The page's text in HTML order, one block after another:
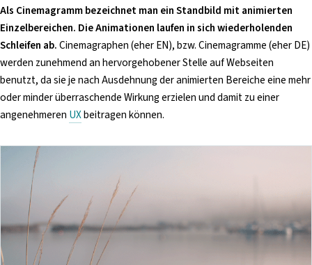
a
l
t
s
p
r
i
g
Als Cinemagramm bezeichnet man ein Standbild mit animierten
Einzelbereichen. Die Animationen laufen in sich wiederholenden
Schleifen ab.Cinemagraphen (eher EN), bzw. Cinemagramme (eher DE)
werden zunehmend an hervorgehobener Stelle auf Webseiten
benutzt, da sie je nach Ausdehnung der animierten Bereiche eine mehr
oder minder überraschende Wirkung erzielen und damit zu einer
angenehmeren UXbeitragen können.